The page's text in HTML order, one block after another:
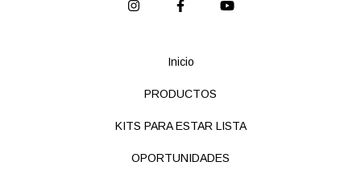
Inicio
PRODUCTOS
KITS PARA ESTAR LISTA
OPORTUNIDADES